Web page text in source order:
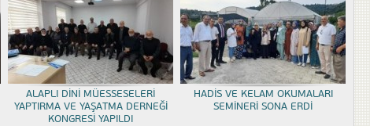
ALAPLI DİNİ MÜESSESELERİ
YAPTIRMA VE YAŞATMA DERNEĞİ
KONGRESİ YAPILDI
HADİS VE KELAM OKUMALARI
SEMİNERİ SONA ERDİ